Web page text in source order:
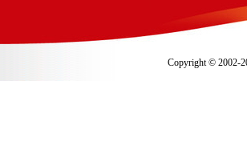
Copyright © 2002-